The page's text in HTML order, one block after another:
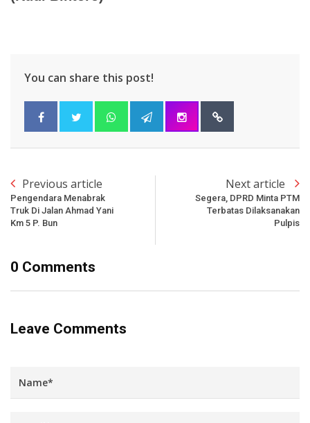
You can share this post!
Previous article
Pengendara Menabrak
Truk Di Jalan Ahmad Yani
Km 5 P. Bun
Next article
Segera, DPRD Minta PTM
Terbatas Dilaksanakan
Pulpis
0 Comments
Leave Comments